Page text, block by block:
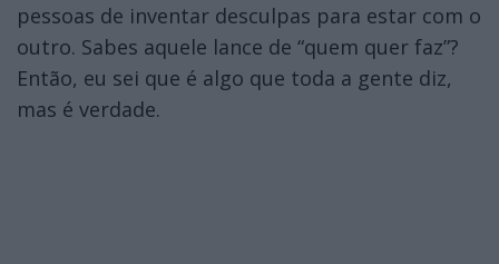
pessoas de inventar desculpas para estar com o
outro. Sabes aquele lance de “quem quer faz”?
Então, eu sei que é algo que toda a gente diz,
mas é verdade.